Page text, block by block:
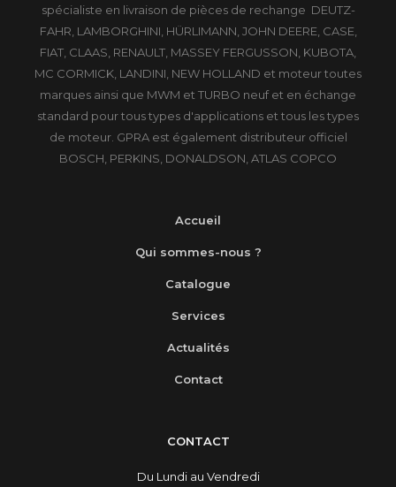
spécialiste en livraison de pièces de rechange DEUTZ-
FAHR, LAMBORGHINI, HÜRLIMANN, JOHN DEERE, CASE,
FIAT, CLAAS, RENAULT, MASSEY FERGUSSON, KUBOTA,
MC CORMICK, LANDINI, NEW HOLLAND et moteur toutes
marques ainsi que MWM et TURBO neuf et en échange
standard pour tous types d'applications et tous les types
de moteur. GPRA est également distributeur officiel
BOSCH, PERKINS, DONALDSON, ATLAS COPCO
Accueil
Qui sommes-nous ?
Catalogue
Services
Actualités
Contact
CONTACT
Du Lundi au Vendredi